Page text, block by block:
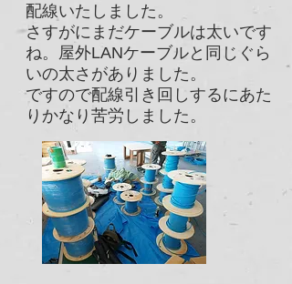
配線いたしました。
さすがにまだケーブルは太いです
ね。屋外LANケーブルと同じぐら
いの太さがありました。
​ですので配線引き回しするにあた
りかなり苦労しました。​